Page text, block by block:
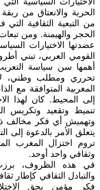
الحرية والانعتاق من
من التبعية الثقافية
الحجر والهيمنة. ومن
عضدتها الاختيارات
القومي العربي، تبني
أهمها سن سياسة
تحرري ومطلب وطني،
المغربية المتوافقة مع
إلى المحيط. كان لهذا
تنميط وتقعيد وتكريس
وتهميش أي فكر مخالف
يتعلق الأمر بالدعوة إلى
تروم اختزال المغرب
وثقافي واحد أوحد.
في هذه الظروف، برزت
والتبادل الثقافي
فكر مؤمن بحق